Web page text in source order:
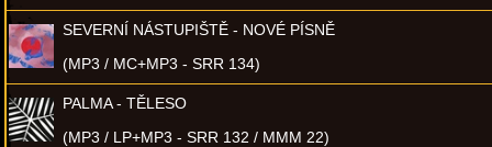
SEVERNÍ NÁSTUPIŠTĚ - NOVÉ PÍSNĚ
(MP3 / MC+MP3 - SRR 134)
PALMA - TĚLESO
(MP3 / LP+MP3 - SRR 132 / MMM 22)